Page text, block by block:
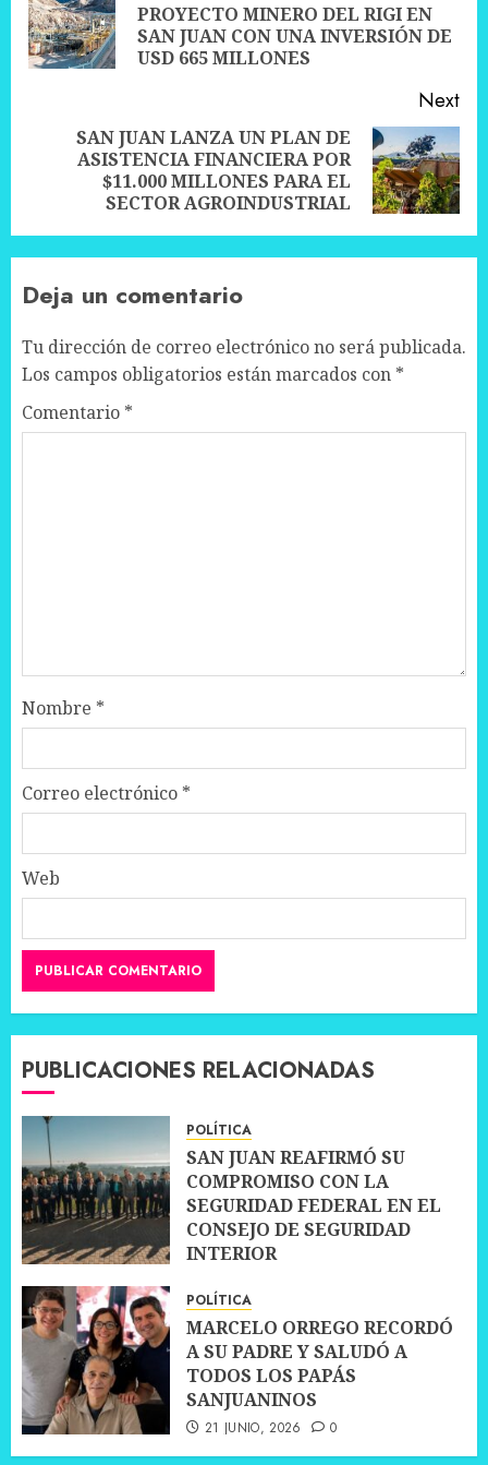
PROYECTO MINERO DEL RIGI EN
SAN JUAN CON UNA INVERSIÓN DE
USD 665 MILLONES
Next
SAN JUAN LANZA UN PLAN DE
ASISTENCIA FINANCIERA POR
$11.000 MILLONES PARA EL
SECTOR AGROINDUSTRIAL
Deja un comentario
Tu dirección de correo electrónico no será publicada.
Los campos obligatorios están marcados con *
Comentario *
Nombre *
Correo electrónico *
Web
PUBLICACIONES RELACIONADAS
POLÍTICA
SAN JUAN REAFIRMÓ SU
COMPROMISO CON LA
SEGURIDAD FEDERAL EN EL
CONSEJO DE SEGURIDAD
INTERIOR
POLÍTICA
MARCELO ORREGO RECORDÓ
A SU PADRE Y SALUDÓ A
TODOS LOS PAPÁS
SANJUANINOS
21 JUNIO, 2026 0